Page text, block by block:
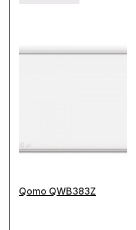
Qomo QWB383Z